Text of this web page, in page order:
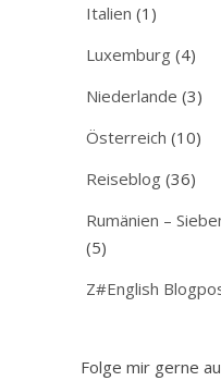
Italien (1)
Luxemburg (4)
Niederlande (3)
Österreich (10)
Reiseblog (36)
Rumänien –
(5)
Z#English
Folge mir gerne